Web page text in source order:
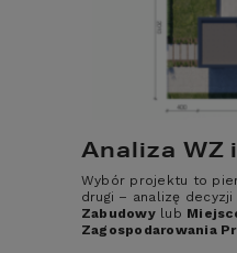
Analiza WZ
Wybór projektu to
drugi – analizę
Zabudowylub
Zagospodarowania
Ci
klasyczne